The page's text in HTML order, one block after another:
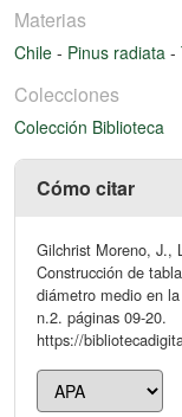
Materias
Chile - Pinus radiata -
Colecciones
Colección Biblioteca
Cómo citar
Gilchrist Moreno, J.,
Construcción de
diámetro medio en
n.2. páginas 09-20.
https://